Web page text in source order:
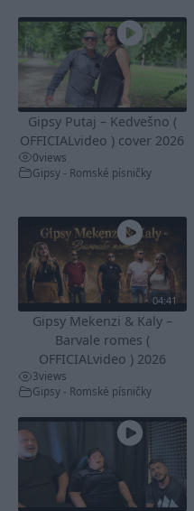
Gipsy Putaj – Kedvešno (
OFFICIALvideo ) cover 2026
0views
Gipsy - Romské písničky
04:41
Gipsy Mekenzi & Kaly –
Barvale romes (
OFFICIALvideo ) 2026
3views
Gipsy - Romské písničky